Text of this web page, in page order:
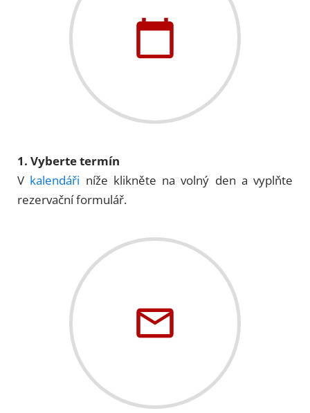
1. Vyberte termín
V kalendáři níže klikněte na volný den a vyplňte
rezervační formulář.